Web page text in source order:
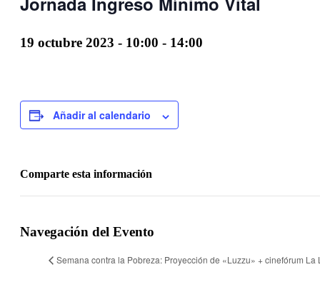
19 octubre 2023 - 10:00 - 14:00
Añadir al calendario
Comparte esta información
Navegación del Evento
Semana contra la Pobreza: Proyección de «Luzzu» + cinefórum La